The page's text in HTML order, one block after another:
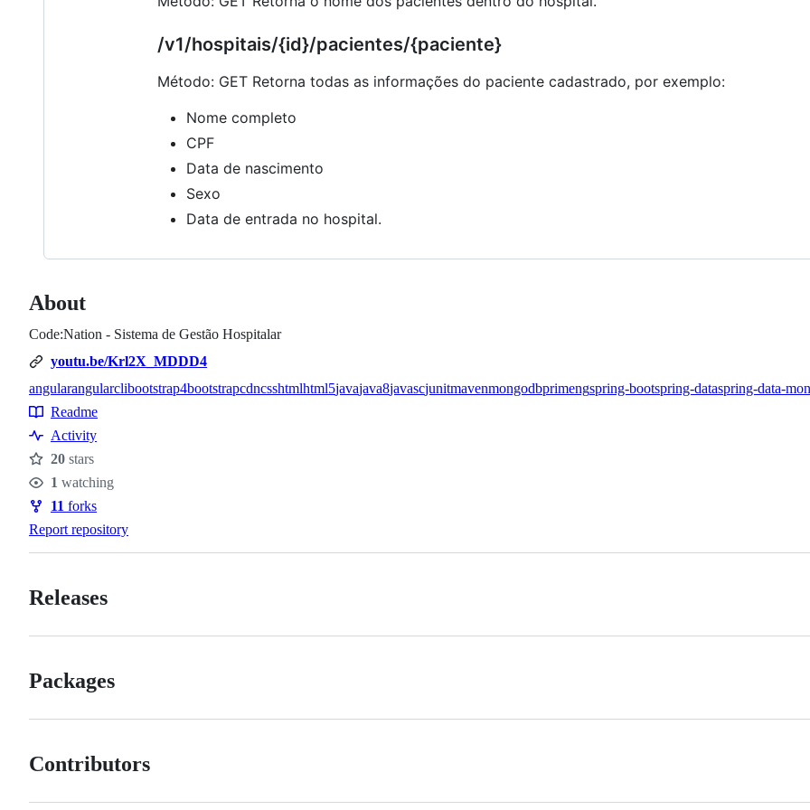
/v1/hospitais/{id}/pacientes/{paciente}
Método: GET Retorna todas as informações do paciente cadastrado, por exemplo:
Nome completo
CPF
Data de nascimento
Sexo
Data de entrada no hospital.
About
Code:Nation - Sistema de Gestão Hospitalar
youtu.be/Krl2X_MDDD4
Topics
angularangularclibootstrap4bootstrapcdncsshtmlhtml5javajava8javascjunitmavenmongodbprimengspring-bootspring-dataspring-data-
Resources
Readme
Activity
Stars
20 stars
Watchers
1 watching
Forks
11 forks
Report repository
Releases
Packages
Contributors